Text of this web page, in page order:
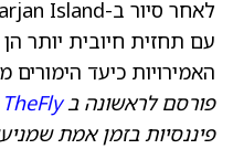
עם תחזית חיובית יותר הן
האמירויות כיעד
פורסם לראשונה בTheFly
פיננסיות בזמן אמת